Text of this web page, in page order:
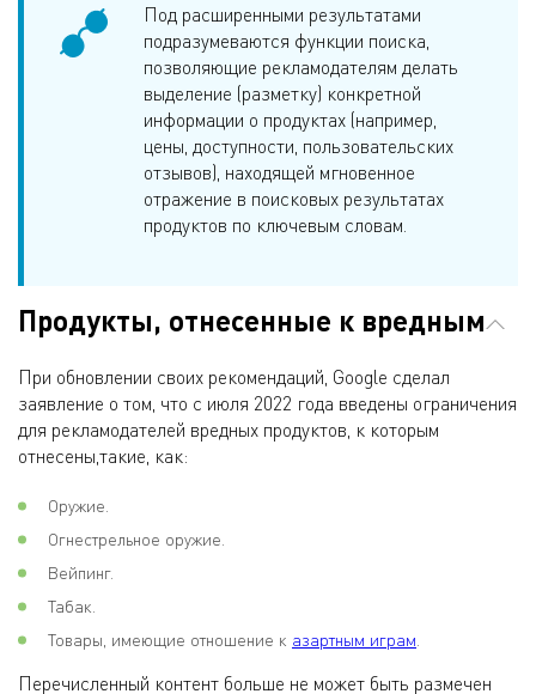
Под расширенными результатами
подразумеваются функции поиска,
позволяющие рекламодателям делать
выделение (разметку) конкретной
информации о продуктах (например,
цены, доступности, пользовательских
отзывов), находящей мгновенное
отражение в поисковых результатах
продуктов по ключевым словам.
Продукты, отнесенные к вредным
При обновлении своих рекомендаций, Google сделал
заявление о том, что с июля 2022 года введены ограничения
для рекламодателей вредных продуктов, к которым
отнесены,такие, как:
Оружие.
Огнестрельное оружие.
Вейпинг.
Табак.
Товары, имеющие отношение к азартным играм
Перечисленный контент больше не может быть размечен